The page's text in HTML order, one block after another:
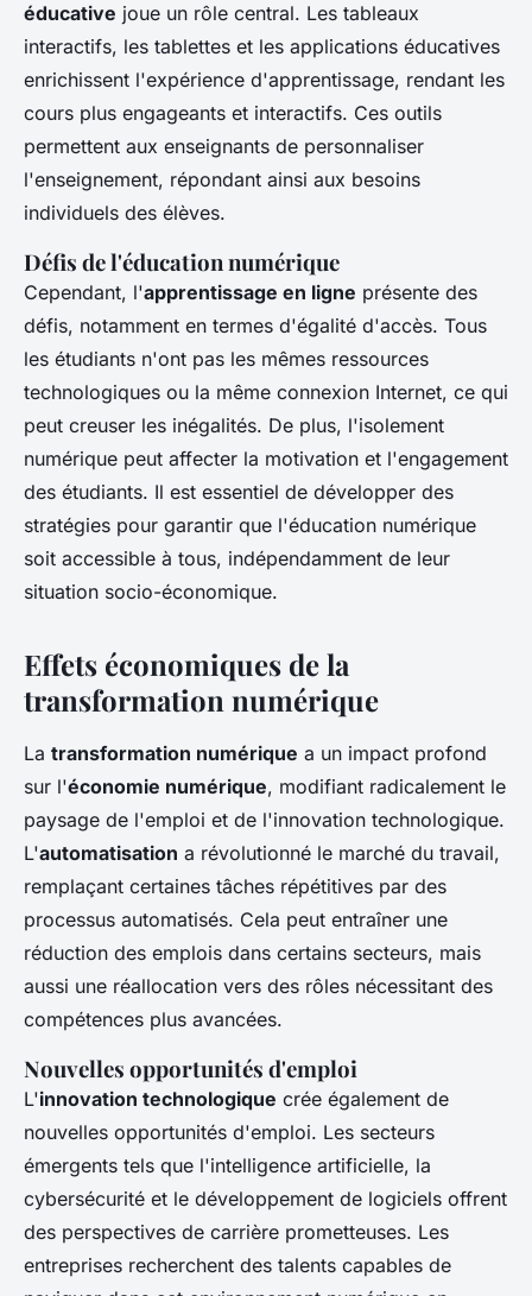
éducative joue un rôle central. Les tableaux
interactifs, les tablettes et les applications éducatives
enrichissent l'expérience d'apprentissage, rendant les
cours plus engageants et interactifs. Ces outils
permettent aux enseignants de personnaliser
l'enseignement, répondant ainsi aux besoins
individuels des élèves.
Défis de l'éducation numérique
Cependant, l'apprentissage en ligne présente des
défis, notamment en termes d'égalité d'accès. Tous
les étudiants n'ont pas les mêmes ressources
technologiques ou la même connexion Internet, ce qui
peut creuser les inégalités. De plus, l'isolement
numérique peut affecter la motivation et l'engagement
des étudiants. Il est essentiel de développer des
stratégies pour garantir que l'éducation numérique
soit accessible à tous, indépendamment de leur
situation socio-économique.
Effets économiques de la
transformation numérique
La transformation numérique a un impact profond
sur l'économie numérique, modifiant radicalement le
paysage de l'emploi et de l'innovation technologique.
L'automatisation a révolutionné le marché du travail,
remplaçant certaines tâches répétitives par des
processus automatisés. Cela peut entraîner une
réduction des emplois dans certains secteurs, mais
aussi une réallocation vers des rôles nécessitant des
compétences plus avancées.
Nouvelles opportunités d'emploi
L'innovation technologique crée également de
nouvelles opportunités d'emploi. Les secteurs
émergents tels que l'intelligence artificielle, la
cybersécurité et le développement de logiciels offrent
des perspectives de carrière prometteuses. Les
entreprises recherchent des talents capables de